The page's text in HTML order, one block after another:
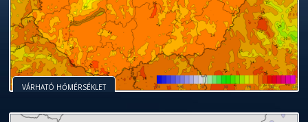
VÁRHATÓ HŐMÉRSÉKLET